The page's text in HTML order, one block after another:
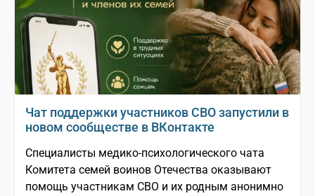
Чат поддержки участников СВО запустили в
новом сообществе в ВКонтакте
Специалисты медико-психологического чата
Комитета семей воинов Отечества оказывают
помощь участникам СВО и их родным анонимно